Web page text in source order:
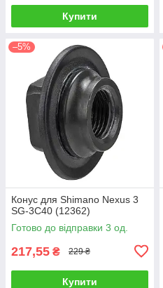
Купити
–5%
Конус для Shimano Nexus 3
SG-3C40 (12362)
Готово до відправки 3 од.
217,55 ₴ 229 ₴
Купити